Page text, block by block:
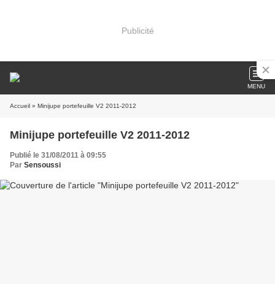
Publicité
MENU
Accueil » Minijupe portefeuille V2 2011-2012
Minijupe portefeuille V2 2011-2012
Publié le 31/08/2011 à 09:55
Par Sensoussi